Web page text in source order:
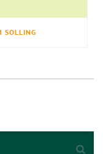
SOLLING